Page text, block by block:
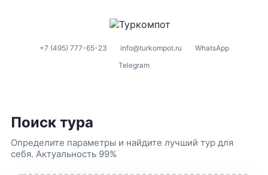
+7 (495) 777-65-23 info@turkompot.ru
WhatsApp
Telegram
Поиск тура
Определите параметры и найдите лучший тур для
себя. Актуальность 99%